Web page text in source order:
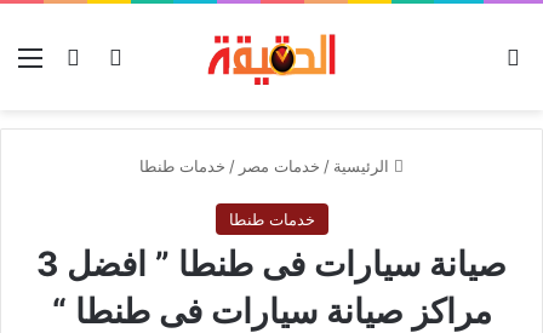
بحثتسجيل
الرئيسية / خدمات مصر / خدمات طنطا
خدمات طنطا
صيانة سيارات فى طنطا ” افضل 3
مراكز صيانة سيارات فى طنطا “